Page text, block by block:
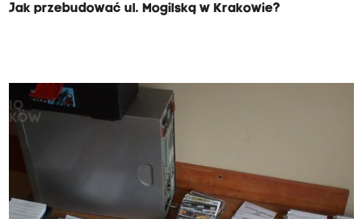
Jak przebudować ul. Mogilską w Krakowie?